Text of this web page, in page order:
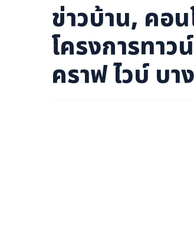
ข่าวบ้าน, คอ
โครงการทา
คราฟ ไวบ์ บา